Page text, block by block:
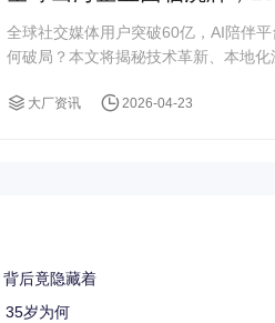
全球社交媒体用户突破60亿，AI陪伴
何破局？本文将揭秘技术革新、本地化
大厂资讯 2026-04-23
后竟隐藏着
35岁为何